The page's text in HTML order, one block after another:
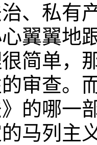
、私有
翼翼地
简单，
审查。
的哪一
马列主